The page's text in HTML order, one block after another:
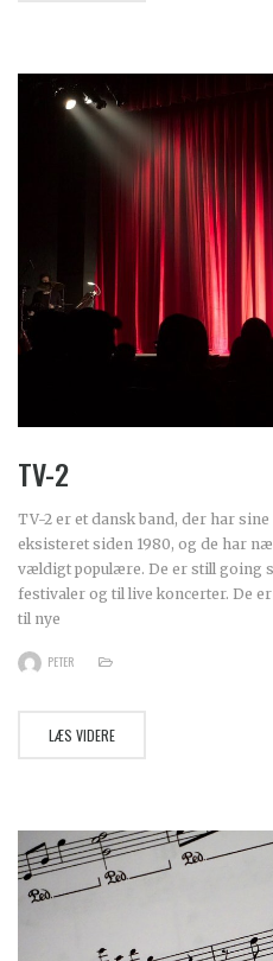
TV-2
TV-2 er et dansk band, der har
eksisteret siden 1980, og de har
vældigt populære. De er still going
festivaler og til live koncerter. De
til nye
PETER
LÆS VIDERE